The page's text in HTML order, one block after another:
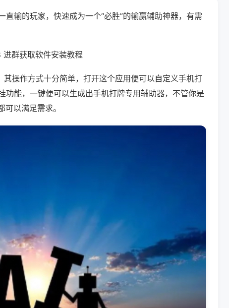
输的玩家，快速成为一个“必胜”的输赢辅助神器，有需
群获取软件安装教程
其操作方式十分简单，打开这个应用便可以自定义手机打
功能，一键便可以生成出手机打牌专用辅助器，不管你是
以满足需求。